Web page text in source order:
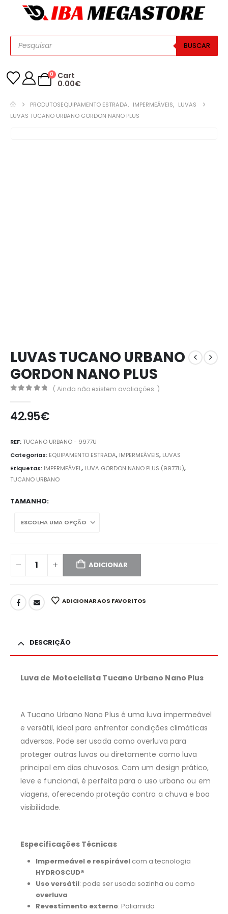
BUSCAR
0
Cart
0.00€
PRODUTOSEQUIPAMENTO ESTRADA, IMPERMEÁVEIS, LUVAS
LUVAS TUCANO URBANO GORDON NANO PLUS
LUVAS TUCANO URBANO
GORDON NANO PLUS
( Ainda não existem avaliações. )
42.95€
REF:TUCANO URBANO - 9977U
Categorias: EQUIPAMENTO ESTRADA, IMPERMEÁVEIS, LUVAS
Etiquetas: IMPERMEÁVEL, LUVA GORDON NANO PLUS (9977U),
TUCANO URBANO
TAMANHO
ADICIONAR
ADICIONAR AOS FAVORITOS
DESCRIÇÃO
Luva de Motociclista Tucano Urbano Nano Plus
A Tucano Urbano Nano Plus é uma luva impermeável
e versátil, ideal para enfrentar condições climáticas
adversas. Pode ser usada como overluva para
proteger outras luvas ou diretamente como luva
principal em dias chuvosos. Com um design prático,
leve e funcional, é perfeita para o uso urbano ou em
viagens, oferecendo proteção contra a chuva e boa
visibilidade.
Especificações Técnicas
Impermeável e respirávelcom a tecnologia
HYDROSCUD®
Uso versátil: pode ser usada sozinha ou como
overluva
Revestimento externo: Poliamida